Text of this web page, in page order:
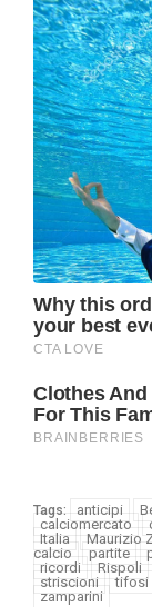
Tags: anticipi
calciomercato
Italia
Maurizio
calcio
partite
ricordi
Rispoli
striscioni
tifosi
zamparini